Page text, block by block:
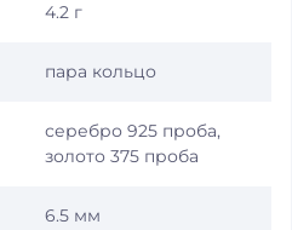
4.2 г
пара кольцо
серебро 925 проба,
золото 375 проба
6.5 мм